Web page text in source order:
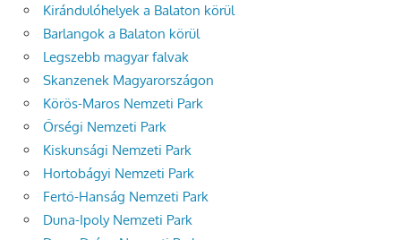
Kirándulóhelyek a Balaton körül
Barlangok a Balaton körül
Legszebb magyar falvak
Skanzenek Magyarországon
Körös-Maros Nemzeti Park
Őrségi Nemzeti Park
Kiskunsági Nemzeti Park
Hortobágyi Nemzeti Park
Fertő-Hanság Nemzeti Park
Duna-Ipoly Nemzeti Park